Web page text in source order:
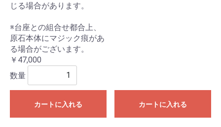
じる場合があります。
※台座との組合せ都合上、
原石本体にマジック痕があ
る場合がございます。
￥47,000
数量
カートに入れる カートに入れる